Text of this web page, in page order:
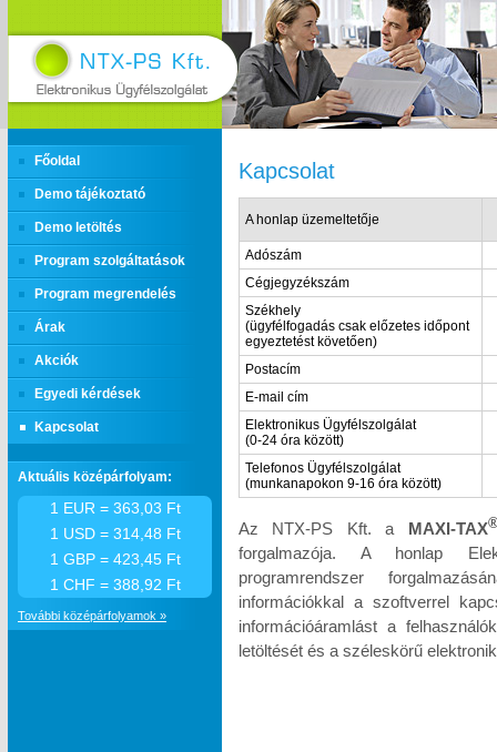
Főoldal
Demo tájékoztató
Demo letöltés
Program szolgáltatások
Program megrendelés
Árak
Akciók
Egyedi kérdések
Kapcsolat
Kapcsolat
A honlap üzemeltetője
Adószám
Cégjegyzékszám
Székhely
(ügyfélfogadás csak előzetes időpont
egyeztetést követően)
Postacím
E-mail cím
Elektronikus Ügyfélszolgálat
(0-24 óra között)
Telefonos Ügyfélszolgálat
(munkanapokon 9-16 óra között)
Az NTX-PS Kft. a MAXI-TAX
forgalmazója. A honlap
programrendszer
információkkal a szoftverrel
információáramlást a
letöltését és a széleskörű
Aktuális középárfolyam:
1 EUR = 363,03 Ft
1 USD = 314,48 Ft
1 GBP = 423,45 Ft
1 CHF = 388,92 Ft
További középárfolyamok »